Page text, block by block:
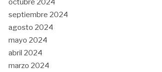
octubre 2024
septiembre 2024
agosto 2024
mayo 2024
abril 2024
marzo 2024